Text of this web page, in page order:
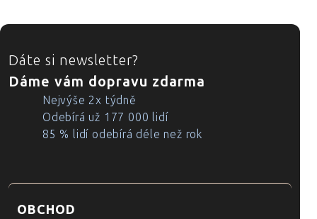
ZÁPATÍ
Dáte si newsletter?
Dáme vám dopravu zdarma
Nejvýše 2x týdně
Odebírá už 177 000 lidí
85 % lidí odebírá déle než rok
OBCHOD